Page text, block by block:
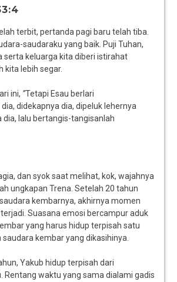
terbit, pertanda pagi baru telah tiba.
saudaraku yang baik. Puji Tuhan,
serta keluarga kita diberi istirahat
kita lebih segar.
ini, ”Tetapi Esau berlari
didekapnya dia, dipeluk lehernya
dia, lalu bertangis-tangisanlah
dan syok saat melihat, kok, wajahnya
ungkapan Trena. Setelah 20 tahun
kembarnya, akhirnya momen
Suasana emosi bercampur aduk
yang harus hidup terpisah satu
kembar yang dikasihinya.
Yakub hidup terpisah dari
Rentang waktu yang sama dialami gadis